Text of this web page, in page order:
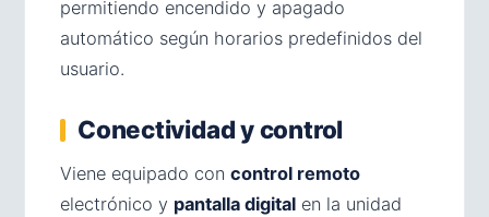
permitiendo encendido y apagado
automático según horarios predefinidos del
usuario.
Conectividad y control
Viene equipado con control remoto
electrónico y pantalla digital en la unidad